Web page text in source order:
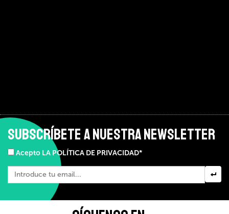
SUBSCRÍBETE A NUESTRA NEWSLETTER
Acepto LA POLÍTICA DE PRIVACIDAD*